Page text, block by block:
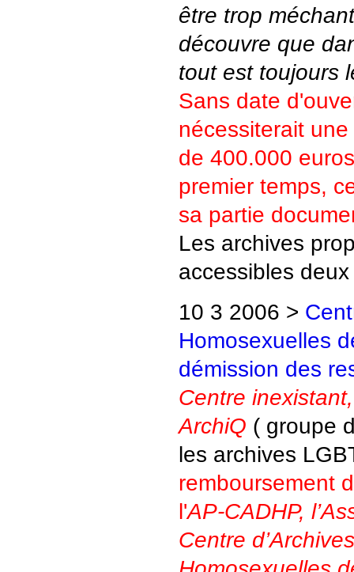
être trop
découvre que
tout est toujours
Sans date
nécessiterait
de 400.000
premier temps,
sa partie
Les archives
accessibles
10 3 2006 >
Homosexuelles
démission des
Centre
ArchiQ ( groupe
les archives
remboursement
l'AP-CADHP,
Centre d’Archives